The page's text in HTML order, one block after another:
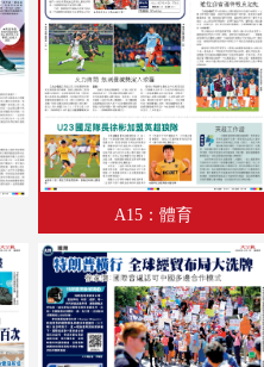
A15：體育